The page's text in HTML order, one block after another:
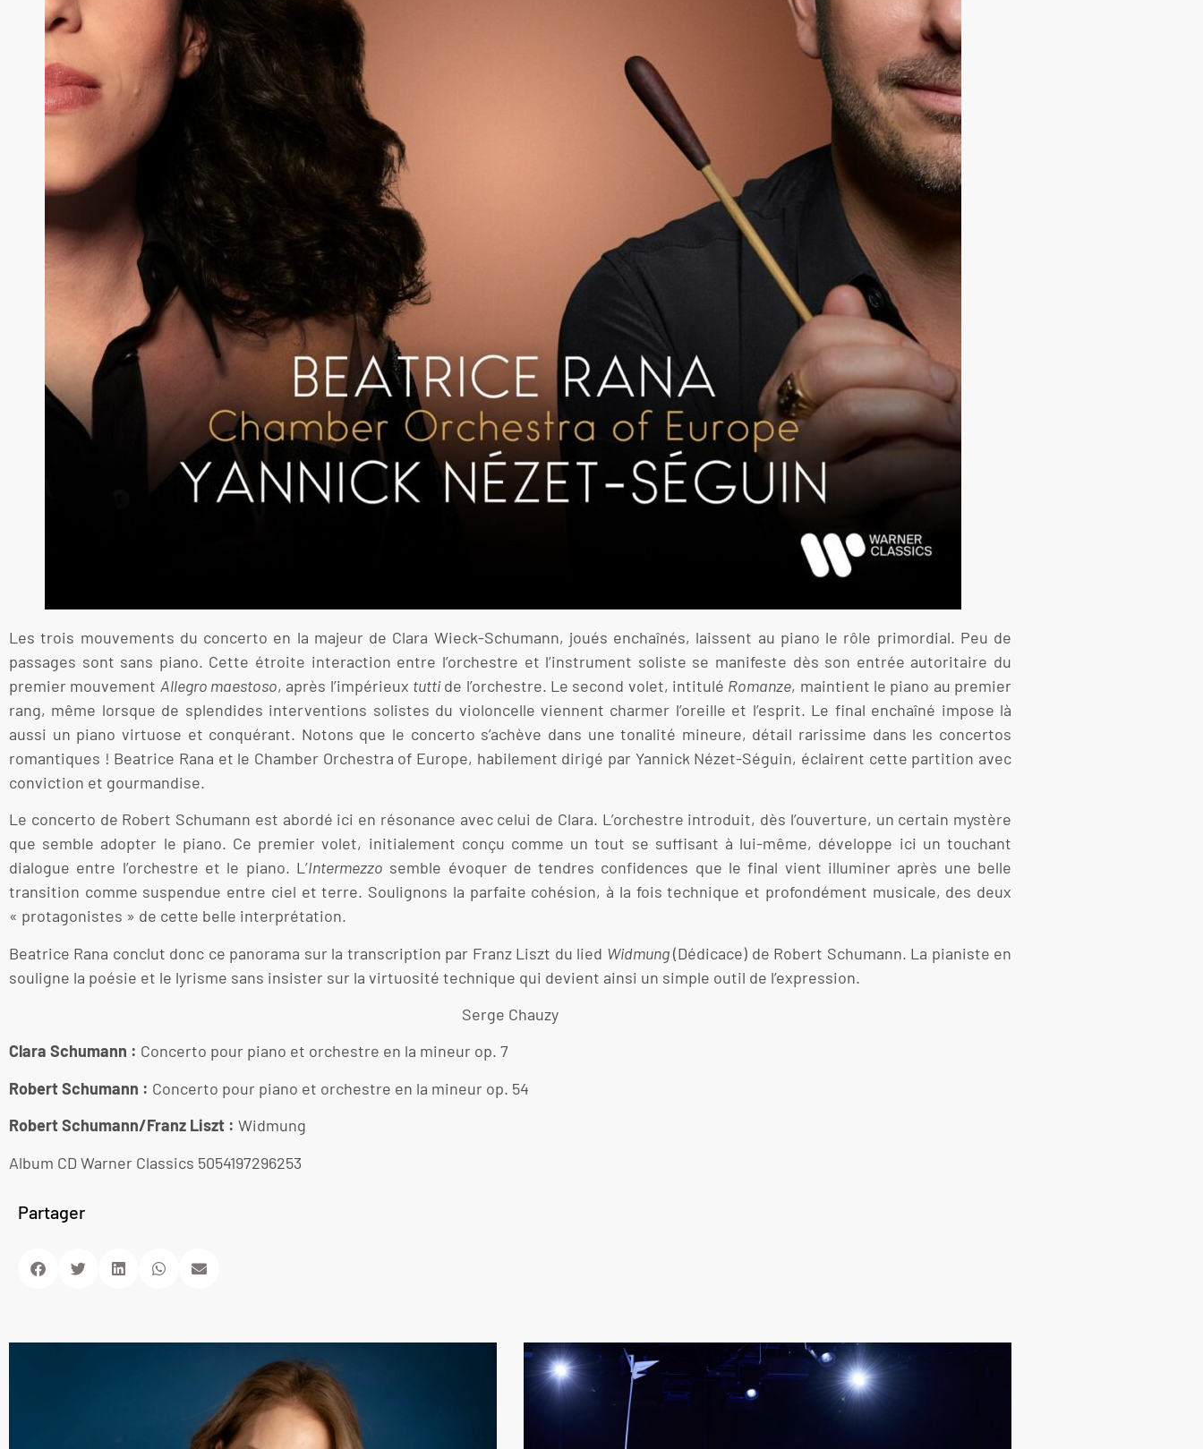
Les trois mouvements du concerto en la majeur de Clara Wieck-Schumann, joués enchaînés, laissent au piano le rôle primordial. Peu de
passages sont sans piano. Cette étroite interaction entre l’orchestre et l’instrument soliste se manifeste dès son entrée autoritaire du
premier mouvement Allegro maestoso, après l’impérieux tuttide l’orchestre. Le second volet, intitulé Romanze, maintient le piano au premier
rang, même lorsque de splendides interventions solistes du violoncelle viennent charmer l’oreille et l’esprit. Le final enchaîné impose là
aussi un piano virtuose et conquérant. Notons que le concerto s’achève dans une tonalité mineure, détail rarissime dans les concertos
romantiques ! Beatrice Rana et le Chamber Orchestra of Europe, habilement dirigé par Yannick Nézet-Séguin, éclairent cette partition avec
conviction et gourmandise.
Le concerto de Robert Schumann est abordé ici en résonance avec celui de Clara. L’orchestre introduit, dès l’ouverture, un certain mystère
que semble adopter le piano. Ce premier volet, initialement conçu comme un tout se suffisant à lui-même, développe ici un touchant
dialogue entre l’orchestre et le piano. L’Intermezzo semble évoquer de tendres confidences que le final vient illuminer après une belle
transition comme suspendue entre ciel et terre. Soulignons la parfaite cohésion, à la fois technique et profondément musicale, des deux
« protagonistes » de cette belle interprétation.
Beatrice Rana conclut donc ce panorama sur la transcription par Franz Liszt du lied Widmung(Dédicace) de Robert Schumann. La pianiste en
souligne la poésie et le lyrisme sans insister sur la virtuosité technique qui devient ainsi un simple outil de l’expression.
Serge Chauzy
Clara Schumann : Concerto pour piano et orchestre en la mineur op. 7
Robert Schumann : Concerto pour piano et orchestre en la mineur op. 54
Robert Schumann/Franz Liszt : Widmung
Album CD Warner Classics 5054197296253
Partager